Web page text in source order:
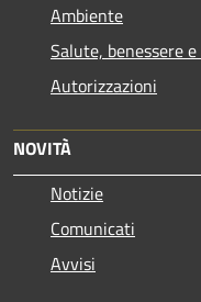
Ambiente
Salute, benessere
Autorizzazioni
NOVITÀ
Notizie
Comunicati
Avvisi